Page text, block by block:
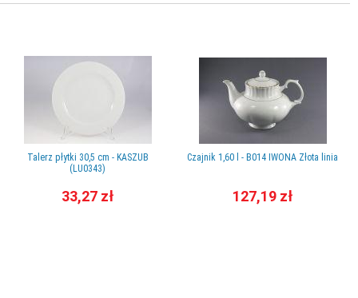
Talerz płytki 30,5 cm - KASZUB
(LU0343)
33,27 zł
Czajnik 1,60 l - B014 IWONA Złota linia
127,19 zł